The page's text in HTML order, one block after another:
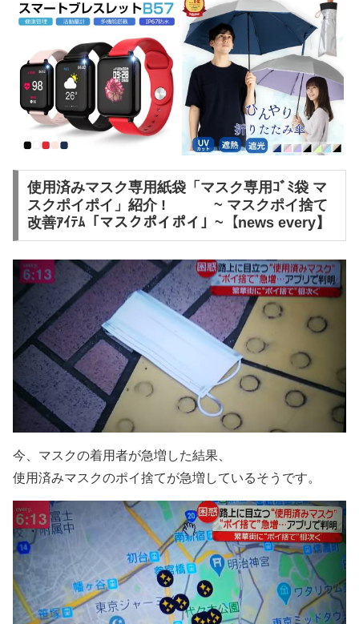
使用済みマスク専用紙袋「マスク専用ｺﾞﾐ袋 マ
スクポイポイ」紹介 ! ~ マスクポイ捨て
改善ｱｲﾃﾑ「マスクポイポイ」~【news every】
今、マスクの着用者が急増した結果、
使用済みマスクのポイ捨てが急増しているそうです。